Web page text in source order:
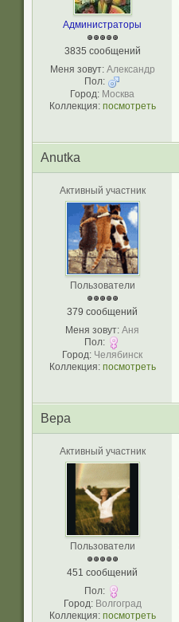
Администраторы
3835 сообщений
Меня зовут: Александр
Пол:
Город: Москва
Коллекция: посмотреть
Anutka
Активный участник
Пользователи
379 сообщений
Меня зовут: Аня
Пол:
Город: Челябинск
Коллекция: посмотреть
Вера
Активный участник
Пользователи
451 сообщений
Пол:
Город: Волгоград
Коллекция: посмотреть